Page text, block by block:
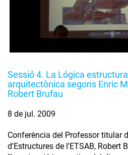
Sessió 4. La Lógica estructural
arquitectònica segons Enric
Robert Brufau
8 de jul. 2009
Conferència del Professor titular
d'Estructures de l'ETSAB, Robert